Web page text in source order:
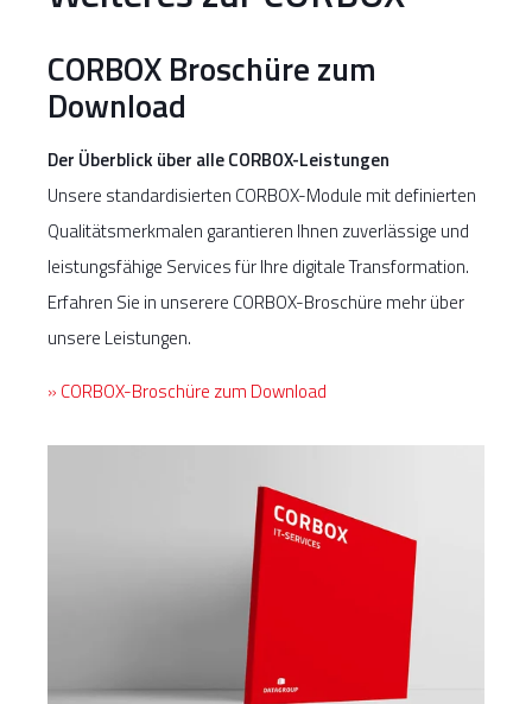
CORBOX Broschüre zum
Download
Der Überblick über alle CORBOX-Leistungen
Unsere standardisierten CORBOX-Module mit definierten
Qualitätsmerkmalen garantieren Ihnen zuverlässige und
leistungsfähige Services für Ihre digitale Transformation.
Erfahren Sie in unserere CORBOX-Broschüre mehr über
unsere Leistungen.
» CORBOX-Broschüre zum Download